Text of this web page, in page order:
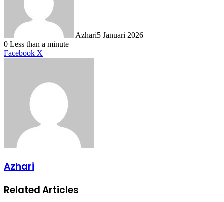
Azhari5 Januari 2026
0 Less than a minute
Facebook X
Azhari
Related Articles